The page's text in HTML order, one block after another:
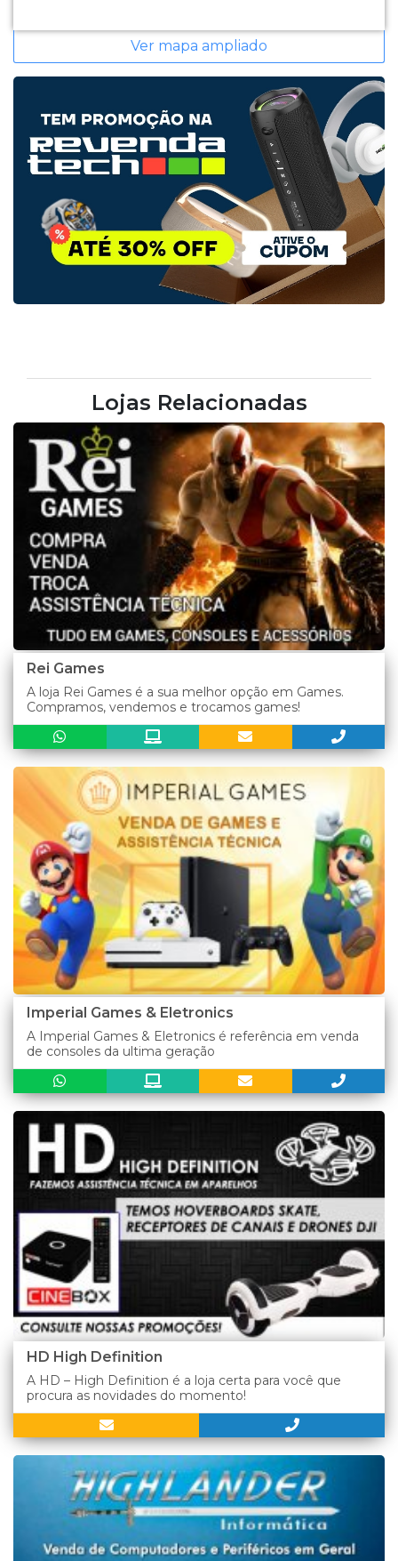
Ver mapa ampliado
Lojas Relacionadas
Rei Games
A loja Rei Games é a sua melhor opção em Games.
Compramos, vendemos e trocamos games!
Imperial Games & Eletronics
A Imperial Games & Eletronics é referência em venda
de consoles da ultima geração
HD High Definition
A HD – High Definition é a loja certa para você que
procura as novidades do momento!